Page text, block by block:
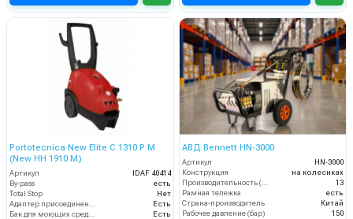
Portotecnica New Elite C 1310 P M
(New HH 1910 M)
Артикул
IDAF 40414
By-pass
есть
Total Stop
Нет
Есть
Есть
АВД Bennett HN‑3000
Артикул
HN‑3000
Конструкция
на колесиках
13
Рамная тележка
есть
Страна-производитель
Китай
Рабочее давление (бар)
150